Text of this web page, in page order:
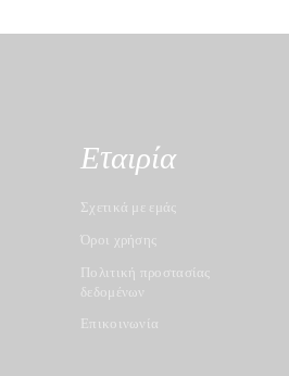
Εταιρία
Σχετικά με εμάς
Όροι χρήσης
Πολιτική προστασίας
δεδομένων
Επικοινωνία